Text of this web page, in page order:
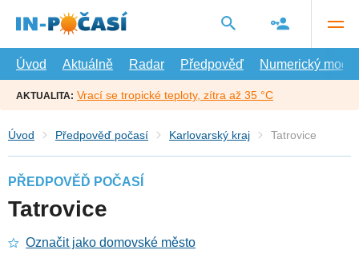
hlavní
Úvod
Aktuálně Radar Předpověď Numerický model
AKTUALITA: Vrací se tropické teploty, zítra až 35 °C
Úvod Předpověď počasí Karlovarský kraj Tatrovice
PŘEDPOVĚĎ POČASÍ
Tatrovice
Označit jako domovské město